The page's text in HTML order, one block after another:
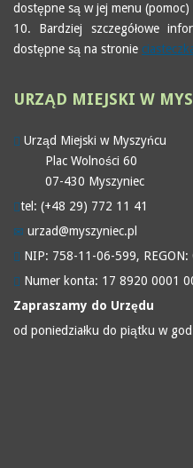
dostępne są w jej menu
10. Bardziej szczegółowe
dostępne są na stronie
URZĄD MIEJSKI W
Urząd Miejski w Myszyńcu
Plac Wolności 60
07-430 Myszyniec
tel: (+48 29) 772 11 41
urzad@myszyniec.pl
NIP: 758-11-06-599,
Numer konta: 17 8920 0001
Zapraszamy do Urzędu
od poniedziałku do piątku w